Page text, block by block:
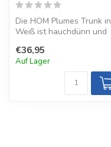
Die HOM Plumes Trunk in
Weiß ist hauchdünn und
Kleidung, mi...
€36,95
Auf Lager